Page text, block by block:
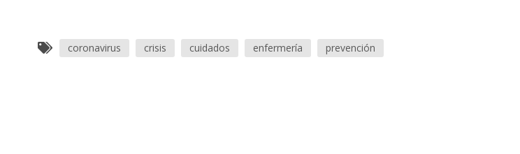
coronavirus crisis cuidados enfermería prevención